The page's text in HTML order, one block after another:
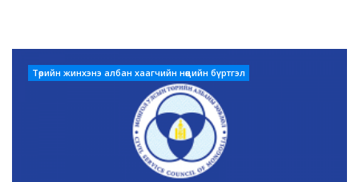
Төрийн жинхэнэ албан хаагчийн нөөцийн бүртгэл